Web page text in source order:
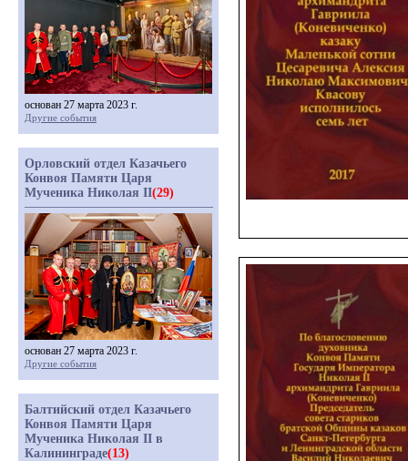
основан 27 марта 2023 г.
Другие события
Орловский отдел Казачьего
Конвоя Памяти Царя
Мученика Николая II(29)
основан 27 марта 2023 г.
Другие события
Балтийский отдел Казачьего
Конвоя Памяти Царя
Мученика Николая II в
Калининграде(13)